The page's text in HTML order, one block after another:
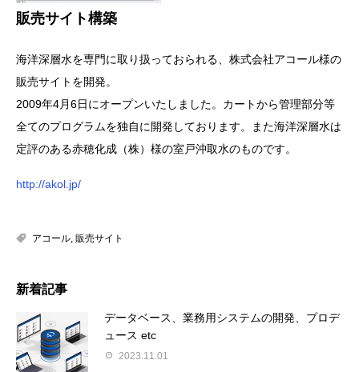
販売サイト構築
海洋深層水を専門に取り扱っておられる、株式会社アコール様の
販売サイトを開発。
2009年4月6日にオープンいたしました。カートから管理部分等
全てのプログラムを独自に開発しております。また海洋深層水は
定評のある赤穂化成（株）様の室戸沖取水のものです。
http://akol.jp/
アコール 販売サイト
新着記事
データベース、業務用システムの開発、プロデ
ュース etc
2023.11.01